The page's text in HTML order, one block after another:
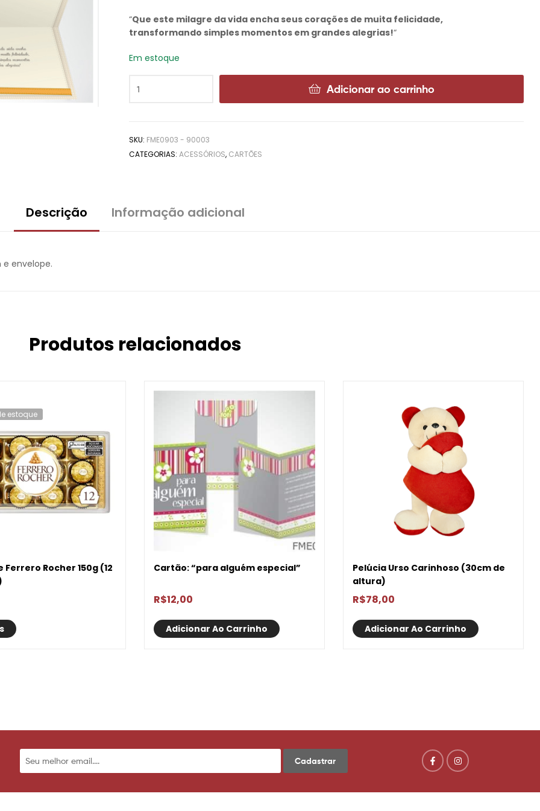
“Que este milagre da vida encha seus corações de muita felicidade,
transformando simples momentos em grandes alegrias!“
Em estoque
Adicionar ao carrinho
SKU: FME0903 - 90003
CATEGORIAS:ACESSÓRIOS, CARTÕES
Descrição Informação adicional
envelope.
Produtos relacionados
estoque
Rocher 150g (12
Cartão: “para alguém especial”
R$12,00
Adicionar Ao Carrinho
Pelúcia Urso Carinhoso (30cm de
altura)
R$78,00
Adicionar Ao Carrinho
Cadastrar